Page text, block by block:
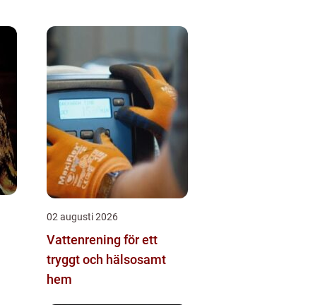
02 augusti 2026
Vattenrening för ett
tryggt och hälsosamt
hem